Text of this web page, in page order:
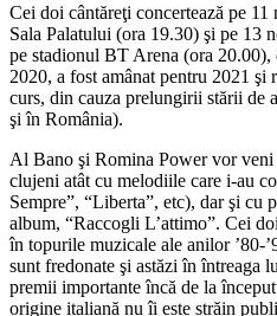
Cei doi cântăreţi concertează pe
Sala Palatului (ora 19.30) şi pe 13
pe stadionul BT Arena (ora
2020, a fost amânat pentru 2021 şi
curs, din cauza prelungirii stării de
şi în România).
Al Bano şi Romina Power vor veni
clujeni atât cu melodiile care i-au
Sempre”, “Liberta”, etc), dar şi cu
album, “Raccogli L’attimo”. Cei
în topurile muzicale ale anilor ’80-
sunt fredonate şi astăzi în întreaga
premii importante încă de la
origine italiană nu îi este străin